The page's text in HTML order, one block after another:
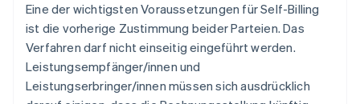
Eine der wichtigsten Voraussetzungen für Self-Billing
ist die vorherige Zustimmung beider Parteien. Das
Verfahren darf nicht einseitig eingeführt werden.
Leistungsempfänger/innen und
Leistungserbringer/innen müssen sich ausdrücklich